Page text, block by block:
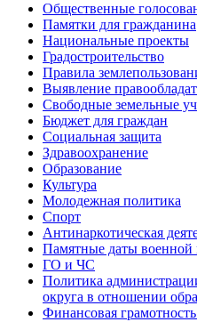
Общественные
Памятки для гражданина
Национальные проекты
Градостроительство
Правила
Выявление
Свободные земельные
Бюджет для граждан
Социальная защита
Здравоохранение
Образование
Культура
Молодежная политика
Спорт
Антинаркотическая
Памятные даты военной
ГО и ЧС
Политика
округа в отношении
Финансовая